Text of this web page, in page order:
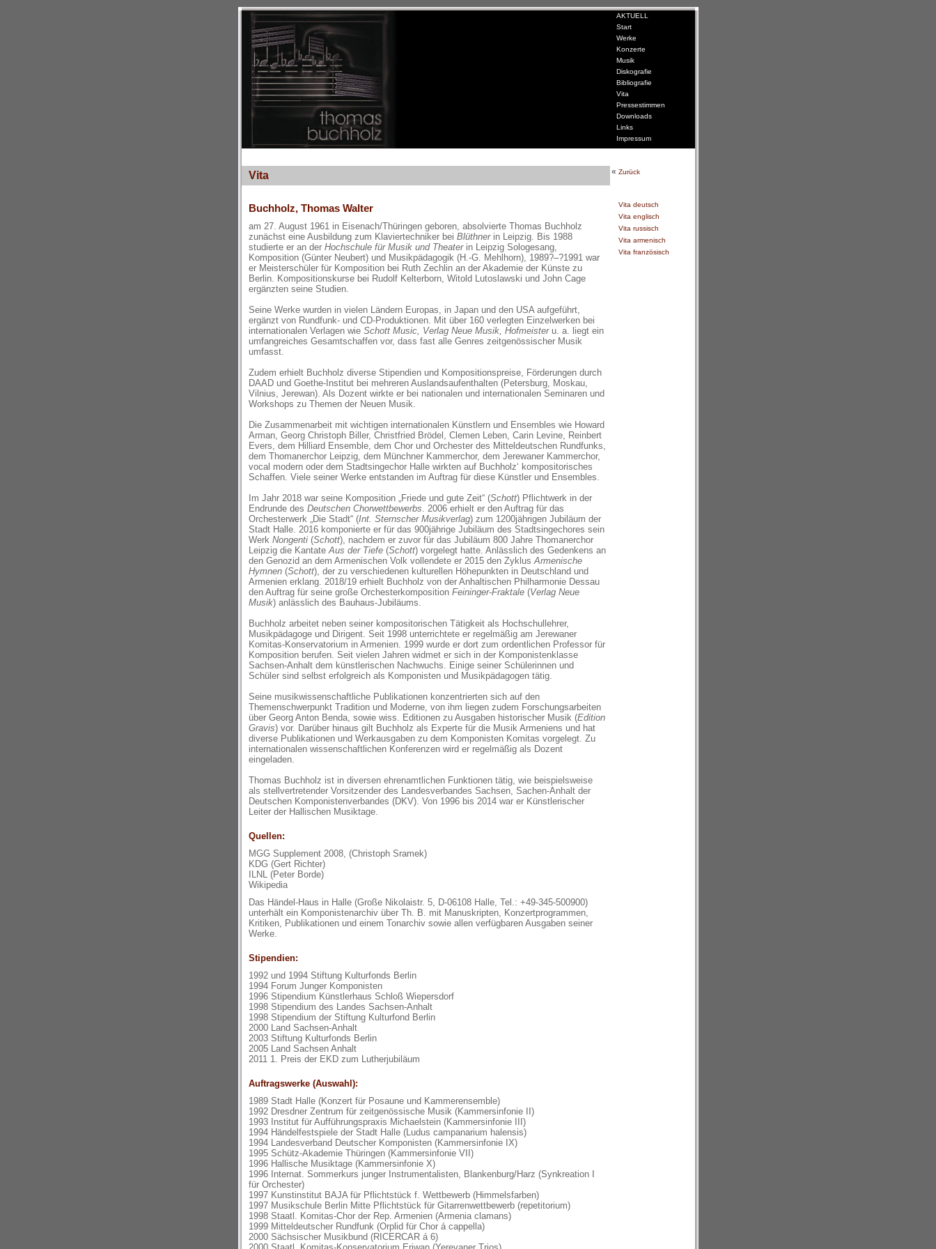
AKTUELL
Start
Werke
Konzerte
Musik
Diskografie
Bibliografie
Vita
Pressestimmen
Downloads
Links
Impressum
Vita
Buchholz, Thomas Walter
am 27. August 1961 in Eisenach/Thüringen geboren, absolvierte Thomas Buchholz
zunächst eine Ausbildung zum Klaviertechniker bei Blüthnerin Leipzig. Bis 1988
studierte er an der Hochschule für Musik und Theaterin Leipzig Sologesang,
Komposition (Günter Neubert) und Musikpädagogik (H.-G. Mehlhorn), 1989?–?1991 war
er Meisterschüler für Komposition bei Ruth Zechlin an der Akademie der Künste zu
Berlin. Kompositionskurse bei Rudolf Kelterborn, Witold Lutoslawski und John Cage
ergänzten seine Studien.
Seine Werke wurden in vielen Ländern Europas, in Japan und den USA aufgeführt,
ergänzt von Rundfunk- und CD-Produktionen. Mit über 160 verlegten Einzelwerken bei
internationalen Verlagen wie Schott Music, Verlag Neue Musik, Hofmeisteru. a. liegt ein
umfangreiches Gesamtschaffen vor, dass fast alle Genres zeitgenössischer Musik
umfasst.
Zudem erhielt Buchholz diverse Stipendien und Kompositionspreise, Förderungen durch
DAAD und Goethe-Institut bei mehreren Auslandsaufenthalten (Petersburg, Moskau,
Vilnius, Jerewan). Als Dozent wirkte er bei nationalen und internationalen Seminaren und
Workshops zu Themen der Neuen Musik.
Die Zusammenarbeit mit wichtigen internationalen Künstlern und Ensembles wie Howard
Arman, Georg Christoph Biller, Christfried Brödel, Clemen Leben, Carin Levine, Reinbert
Evers, dem Hilliard Ensemble, dem Chor und Orchester des Mitteldeutschen Rundfunks,
dem Thomanerchor Leipzig, dem Münchner Kammerchor, dem Jerewaner Kammerchor,
vocal modern oder dem Stadtsingechor Halle wirkten auf Buchholz‘ kompositorisches
Schaffen. Viele seiner Werke entstanden im Auftrag für diese Künstler und Ensembles.
Im Jahr 2018 war seine Komposition „Friede und gute Zeit“ (Schott) Pflichtwerk in der
Endrunde des Deutschen Chorwettbewerbs. 2006 erhielt er den Auftrag für das
Orchesterwerk „Die Stadt“ (Int. Sternscher Musikverlag) zum 1200jährigen Jubiläum der
Stadt Halle. 2016 komponierte er für das 900jährige Jubiläum des Stadtsingechores sein
Werk Nongenti(Schott), nachdem er zuvor für das Jubiläum 800 Jahre Thomanerchor
Leipzig die KantateAus der Tiefe(Schott) vorgelegt hatte. Anlässlich des Gedenkens an
den Genozid an dem Armenischen Volk vollendete er 2015 den ZyklusArmenische
Hymnen(Schott), der zu verschiedenen kulturellen Höhepunkten in Deutschland und
Armenien erklang. 2018/19 erhielt Buchholz von der Anhaltischen Philharmonie Dessau
den Auftrag für seine große Orchesterkomposition Feininger-Fraktale(Verlag Neue
Musik) anlässlich des Bauhaus-Jubiläums.
Buchholz arbeitet neben seiner kompositorischen Tätigkeit als Hochschullehrer,
Musikpädagoge und Dirigent. Seit 1998 unterrichtete er regelmäßig am Jerewaner
Komitas-Konservatorium in Armenien. 1999 wurde er dort zum ordentlichen Professor für
Komposition berufen. Seit vielen Jahren widmet er sich in der Komponistenklasse
Sachsen-Anhalt dem künstlerischen Nachwuchs. Einige seiner Schülerinnen und
Schüler sind selbst erfolgreich als Komponisten und Musikpädagogen tätig.
Seine musikwissenschaftliche Publikationen konzentrierten sich auf den
Themenschwerpunkt Tradition und Moderne, von ihm liegen zudem Forschungsarbeiten
über Georg Anton Benda, sowie wiss. Editionen zu Ausgaben historischer Musik (Edition
Gravis) vor. Darüber hinaus gilt Buchholz als Experte für die Musik Armeniens und hat
diverse Publikationen und Werkausgaben zu dem Komponisten Komitas vorgelegt. Zu
internationalen wissenschaftlichen Konferenzen wird er regelmäßig als Dozent
eingeladen.
Thomas Buchholz ist in diversen ehrenamtlichen Funktionen tätig, wie beispielsweise
als stellvertretender Vorsitzender des Landesverbandes Sachsen, Sachen-Anhalt der
Deutschen Komponistenverbandes (DKV). Von 1996 bis 2014 war er Künstlerischer
Leiter der Hallischen Musiktage.
Quellen:
MGG Supplement 2008, (Christoph Sramek)
KDG (Gert Richter)
ILNL (Peter Borde)
Wikipedia
Das Händel-Haus in Halle (Große Nikolaistr. 5, D-06108 Halle, Tel.: +49-345-500900)
unterhält ein Komponistenarchiv über Th. B. mit Manuskripten, Konzertprogrammen,
Kritiken, Publikationen und einem Tonarchiv sowie allen verfügbaren Ausgaben seiner
Werke.
Stipendien:
1992 und 1994 Stiftung Kulturfonds Berlin
1994 Forum Junger Komponisten
1996 Stipendium Künstlerhaus Schloß Wiepersdorf
1998 Stipendium des Landes Sachsen-Anhalt
1998 Stipendium der Stiftung Kulturfond Berlin
2000 Land Sachsen-Anhalt
2003 Stiftung Kulturfonds Berlin
2005 Land Sachsen Anhalt
2011 1. Preis der EKD zum Lutherjubiläum
Auftragswerke (Auswahl):
1989 Stadt Halle (Konzert für Posaune und Kammerensemble)
1992 Dresdner Zentrum für zeitgenössische Musik (Kammersinfonie II)
1993 Institut für Aufführungspraxis Michaelstein (Kammersinfonie III)
1994 Händelfestspiele der Stadt Halle (Ludus campanarium halensis)
1994 Landesverband Deutscher Komponisten (Kammersinfonie IX)
1995 Schütz-Akademie Thüringen (Kammersinfonie VII)
1996 Hallische Musiktage (Kammersinfonie X)
1996 Internat. Sommerkurs junger Instrumentalisten, Blankenburg/Harz (Synkreation I
für Orchester)
1997 Kunstinstitut BAJA für Pflichtstück f. Wettbewerb (Himmelsfarben)
1997 Musikschule Berlin Mitte Pflichtstück für Gitarrenwettbewerb (repetitorium)
1998 Staatl. Komitas-Chor der Rep. Armenien (Armenia clamans)
1999 Mitteldeutscher Rundfunk (Orplid für Chor á cappella)
2000 Sächsischer Musikbund (RICERCAR á 6)
« Zurück
Vita deutsch
Vita englisch
Vita russisch
Vita armenisch
Vita französisch